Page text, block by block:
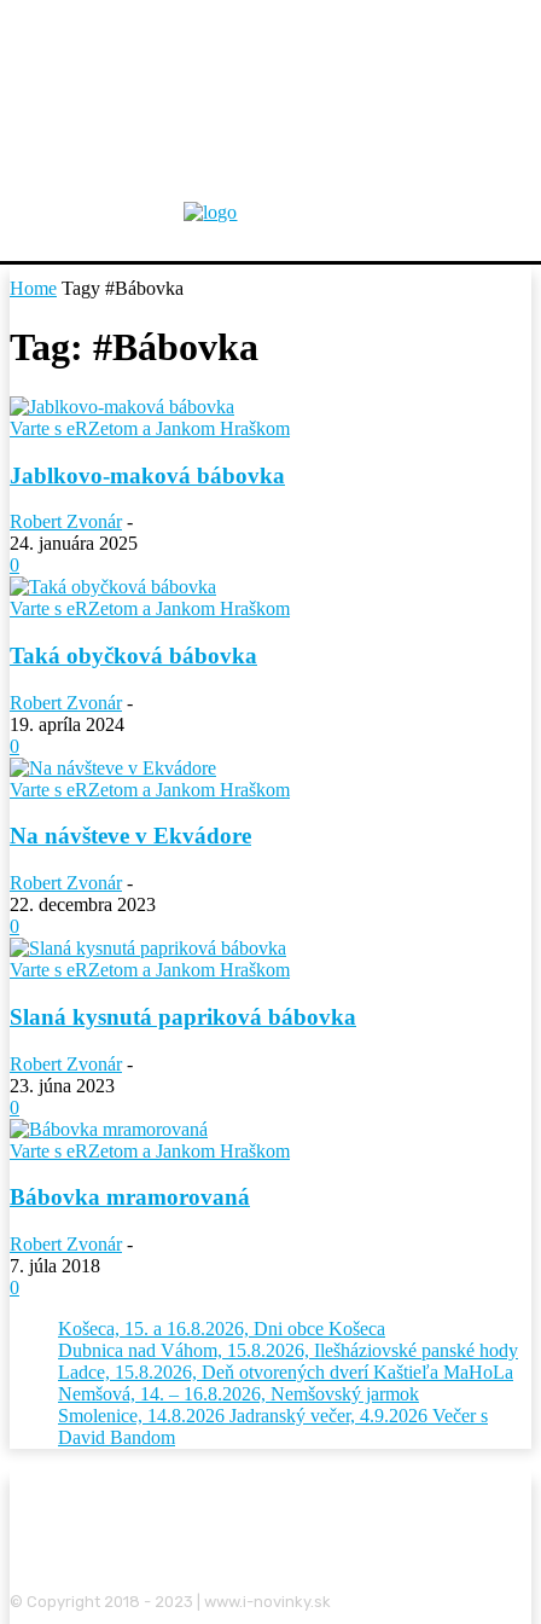
Home Tagy #Bábovka
Tag: #Bábovka
Varte s eRZetom a Jankom Hraškom
Jablkovo-maková bábovka
Robert Zvonár -
24. januára 2025
0
Varte s eRZetom a Jankom Hraškom
Taká obyčková bábovka
Robert Zvonár -
19. apríla 2024
0
Varte s eRZetom a Jankom Hraškom
Na návšteve v Ekvádore
Robert Zvonár -
22. decembra 2023
0
Varte s eRZetom a Jankom Hraškom
Slaná kysnutá papriková bábovka
Robert Zvonár -
23. júna 2023
0
Varte s eRZetom a Jankom Hraškom
Bábovka mramorovaná
Robert Zvonár -
7. júla 2018
0
Košeca, 15. a 16.8.2026, Dni obce Košeca
Dubnica nad Váhom, 15.8.2026, Ilešháziovské panské hody
Ladce, 15.8.2026, Deň otvorených dverí Kaštieľa MaHoLa
Nemšová, 14. – 16.8.2026, Nemšovský jarmok
Smolenice, 14.8.2026 Jadranský večer, 4.9.2026 Večer s
David Bandom
© Copyright 2018 - 2023 | www.i-novinky.sk